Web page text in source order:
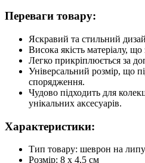
Переваги товару:
Яскравий та стильний
Висока якість матеріалу, що
Легко прикріплюється за
Універсальний розмір, що
спорядження.
Чудово підходить для
унікальних аксесуарів.
Характеристики:
Тип товару: шеврон на
Розмір: 8 х 4,5 см